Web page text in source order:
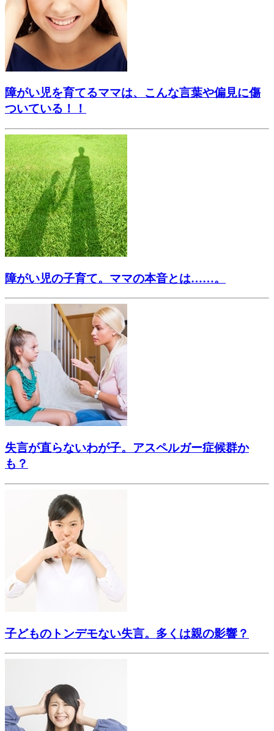
障がい児を育てるママは、こんな言葉や偏見に傷
ついている！！
障がい児の子育て。ママの本音とは……。
失言が直らないわが子。アスペルガー症候群か
も？
子どものトンデモない失言。多くは親の影響？